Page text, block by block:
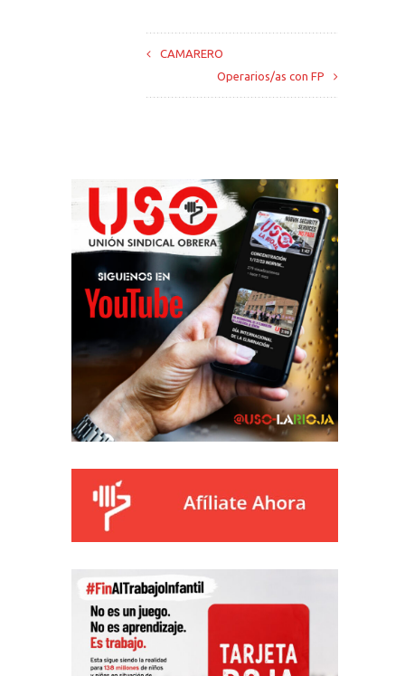
CAMARERO
Operarios/as con FP